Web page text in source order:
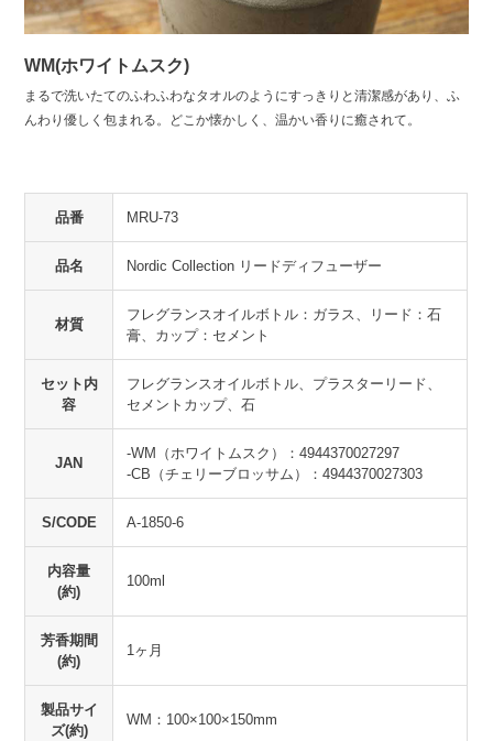
WM(ホワイトムスク)
まるで洗いたてのふわふわなタオルのようにすっきりと清潔感があり、ふ
んわり優しく包まれる。どこか懐かしく、温かい香りに癒されて。
品番 MRU-73
品名 Nordic Collection リードディフューザー
材質
フレグランスオイルボトル：ガラス、リード：石
膏、カップ：セメント
セット内
容
フレグランスオイルボトル、プラスターリード、
セメントカップ、石
JAN
-WM（ホワイトムスク）：4944370027297
-CB（チェリーブロッサム）：4944370027303
S/CODE A-1850-6
内容量
(約)
100ml
芳香期間
(約)
1ヶ月
製品サイ
ズ(約)
WM：100×100×150mm